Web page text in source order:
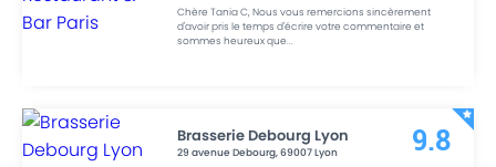
Chère Tania C, Nous vous remercions sincèrement
d'avoir pris le temps d'écrire votre commentaire et
sommes heureux que...
Brasserie Debourg Lyon
29 avenue Debourg,69007Lyon
9.8